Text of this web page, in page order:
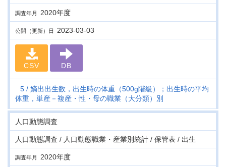
調査年月 2020年度
公開（更新）日 2023-03-03
CSV DB
5
嫡出出生数，出生時の体重（500g階級）；出生時の平均
体重，単産－複産・性・母の職業（大分類）別
人口動態調査
人口動態調査 / 人口動態職業・産業別統計 / 保管表 / 出生
調査年月 2020年度